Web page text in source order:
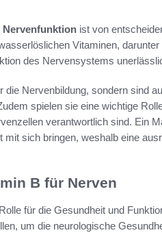
Nervenfunktion ist von
Vitaminen,
des Nervensystems
die Nervenbildung, sondern sind
spielen sie eine wichtige
verantwortlich sind. Ein
sich bringen, weshalb eine
B für Nerven
für die Gesundheit und
um die neurologische